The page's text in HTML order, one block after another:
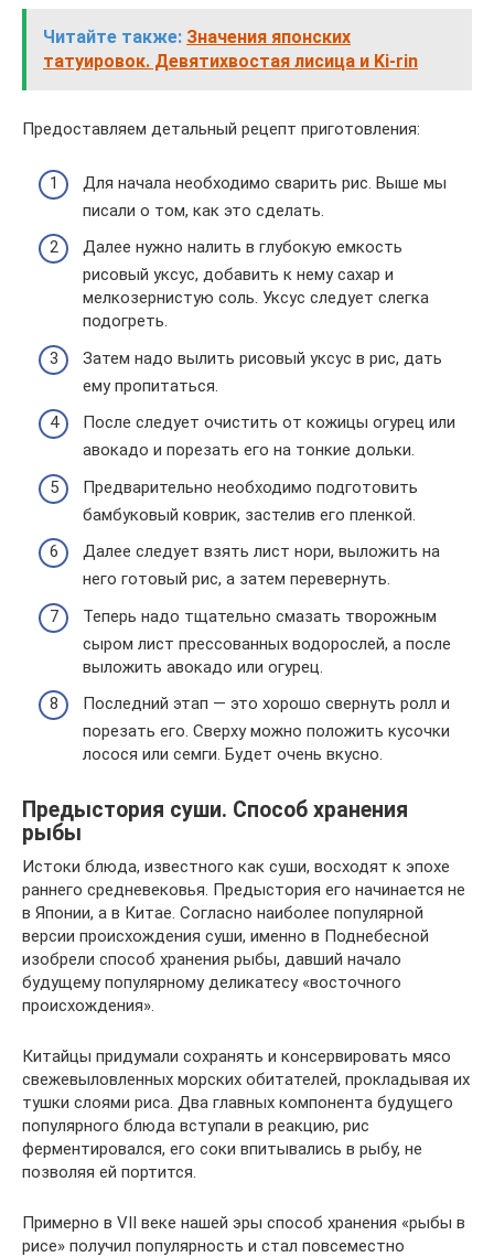
Читайте также: Значения японских
татуировок. Девятихвостая лисица и Ki-rin
Предоставляем детальный рецепт приготовления:
Для начала необходимо сварить рис. Выше мы
писали о том, как это сделать.
Далее нужно налить в глубокую емкость
рисовый уксус, добавить к нему сахар и
мелкозернистую соль. Уксус следует слегка
подогреть.
Затем надо вылить рисовый уксус в рис, дать
ему пропитаться.
После следует очистить от кожицы огурец или
авокадо и порезать его на тонкие дольки.
Предварительно необходимо подготовить
бамбуковый коврик, застелив его пленкой.
Далее следует взять лист нори, выложить на
него готовый рис, а затем перевернуть.
Теперь надо тщательно смазать творожным
сыром лист прессованных водорослей, а после
выложить авокадо или огурец.
Последний этап — это хорошо свернуть ролл и
порезать его. Сверху можно положить кусочки
лосося или семги. Будет очень вкусно.
Предыстория суши. Способ хранения
рыбы
Истоки блюда, известного как суши, восходят к эпохе
раннего средневековья. Предыстория его начинается не
в Японии, а в Китае. Согласно наиболее популярной
версии происхождения суши, именно в Поднебесной
изобрели способ хранения рыбы, давший начало
будущему популярному деликатесу «восточного
происхождения».
Китайцы придумали сохранять и консервировать мясо
свежевыловленных морских обитателей, прокладывая их
тушки слоями риса. Два главных компонента будущего
популярного блюда вступали в реакцию, рис
ферментировался, его соки впитывались в рыбу, не
позволяя ей портится.
Примерно в VII веке нашей эры способ хранения «рыбы в
рисе» получил популярность и стал повсеместно